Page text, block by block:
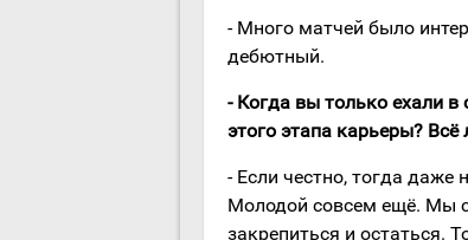
- Много матчей было
дебютный.
- Когда вы только ехали в
этого этапа карьеры?
- Если честно, тогда
Молодой совсем ещё. Мы с
закрепиться и остаться.